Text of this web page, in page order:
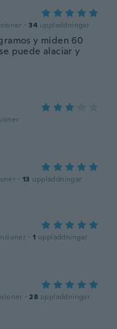
· 34 uppladdningar
y miden 60
puede alaciar y
· 13 uppladdningar
· 1 uppladdningar
· 28 uppladdningar